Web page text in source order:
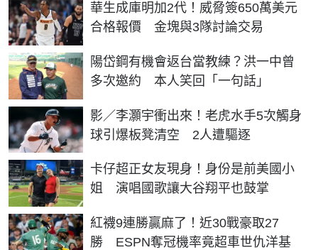
華生成庫明加2代！威脅簽650萬美元
合格報價 金塊與3隊討論交易
陽岱鋼有機會返台當教練？洪一中曾
多次邀約 本人笑回「一句話」
影／李灝宇衝出來！老虎水手5次觸身
球引爆板凳清空 2人遭驅逐
卡仔超正女友現身！身份是前美國小
姐 演唱國歌讓大谷翔平也鼓掌
紅襪9連勝贏麻了！近30戰豪取27
勝 ESPN奪冠機率竟超車世仇洋基